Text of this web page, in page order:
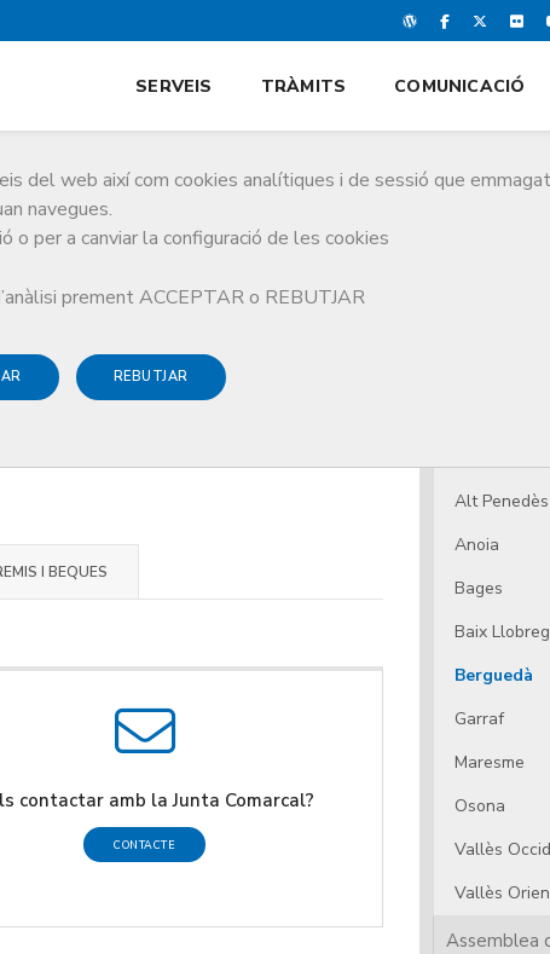
web així com cookies analítiques i de sessió que
navegues.
o per a canviar la configuració de les cookies
prement ACCEPTAR o REBUTJAR
REBUTJAR
SERVEIS TRÀMITS COMUNICACIÓ
I BEQUES
contactar amb la Junta Comarcal?
CONTACTE
Alt Penedès
Anoia
Bages
Baix
Berguedà
Garraf
Maresme
Osona
Vallès
Vallès
Assemblea